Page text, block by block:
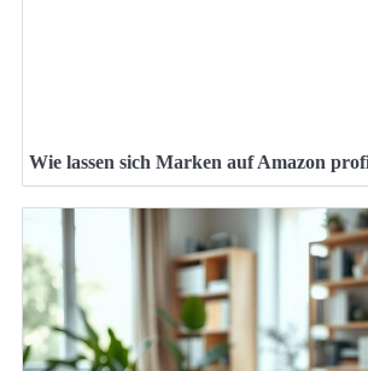
Wie lassen sich Marken auf Amazon